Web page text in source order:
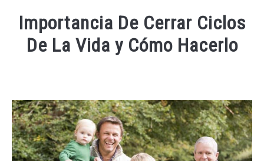
Importancia De Cerrar Ciclos
De La Vida y Cómo Hacerlo
in
Mente